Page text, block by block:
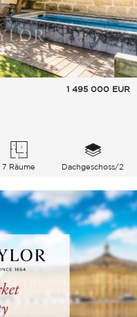
1 495 000 EUR
7 Räume Dachgeschoss/2